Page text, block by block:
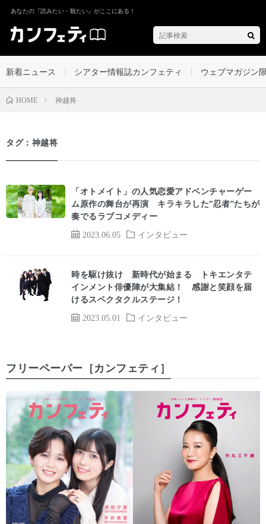
あなたの『読みたい・観たい』がここにある！
新着ニュース シアター情報誌カンフェティ ウェブマガジン
HOME 神越将
タグ：神越将
2023.06.05 インタビュー
「オトメイト」の人気恋愛アドベンチャーゲー
ム原作の舞台が再演 キラキラした“忍者”たちが
奏でるラブコメディー
2023.05.01 インタビュー
時を駆け抜け 新時代が始まる トキエンタテ
インメント俳優陣が大集結！ 感謝と笑顔を届
けるスペクタクルステージ！
フリーペーパー［カンフェティ］